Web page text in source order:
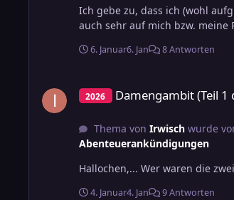
Ich gebe zu, dass ich (wohl
auch sehr auf mich bzw. meine
Midgardianer ist oder Gast
Nachtag anbieten. Es tut mir auch für alle leid, die vielleicht abends enttäuscht waren, wenn sie für den Vortag-Abend
keine Spielrunde gefunden
auch auf den Cons liegt es
lediglich den Rahmen zu
oder Kritik los werden. Denn
positive Resümee dann negativ
6. Januar6. Jan 8 Antworten
2026 Damengambit (Teil 1
Thema von Irwischwurde
Abenteuerankündigungen
Hallochen,... Wer waren die
4. Januar4. Jan 9 Antworten